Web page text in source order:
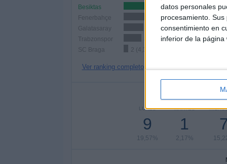
datos personales
procesamiento.
consentimiento en
inferior de la página
Besiktas
10 (21,74%)
Fenerbahçe
10 (21,74%)
Galatasaray
9 (19,57%)
Trabzonspor
8 (17,39%)
SC Braga
2 (4,35%)
Ver ranking completo
Nº DE
LUNES
9
19,57%
MARTES
1
2,17%
7